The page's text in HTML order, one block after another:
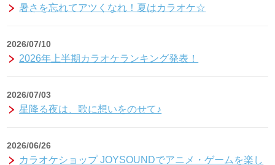
暑さを忘れてアツくなれ！夏はカラオケ☆
2026/07/10
2026年上半期カラオケランキング発表！
2026/07/03
星降る夜は、歌に想いをのせて♪
2026/06/26
カラオケショップ JOYSOUNDでアニメ・ゲームを楽し